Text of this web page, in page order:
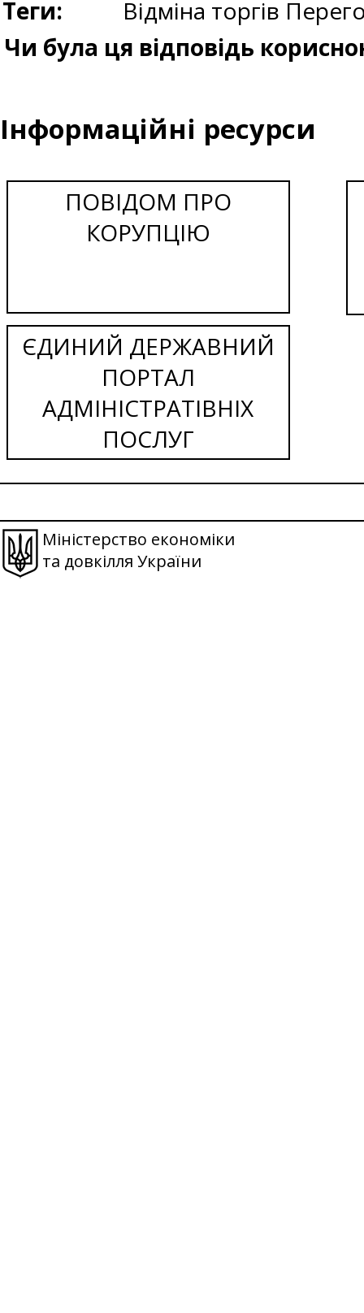
Теги:
Відміна торгів
Чи була ця відповідь
Інформаційні ресурси
ПОВІДОМ ПРО
КОРУПЦІЮ
ЄДИНИЙ ДЕРЖАВНИЙ
ПОРТАЛ
АДМІНІСТРАТІВНІХ
ПОСЛУГ
Міністерство економіки
та довкілля України